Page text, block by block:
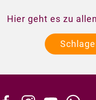
Hier geht es zu